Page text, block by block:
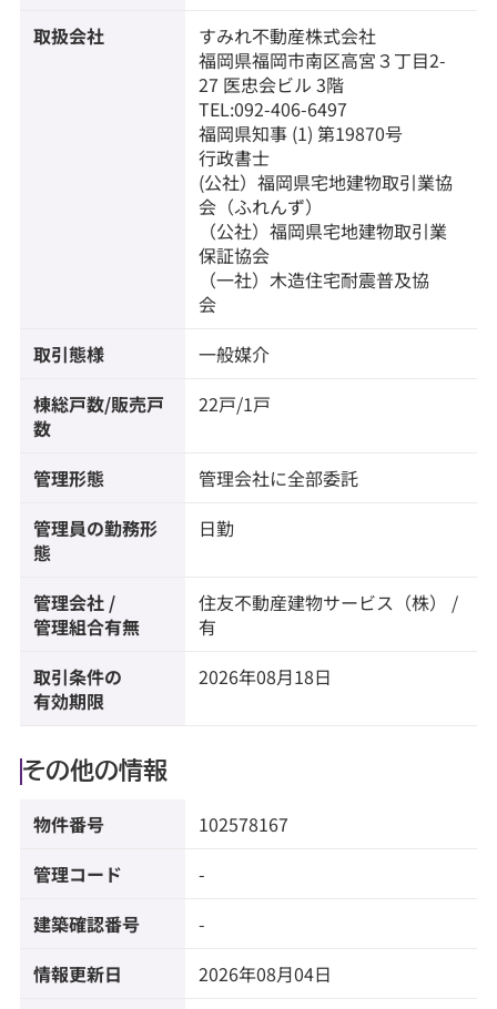
取扱会社
すみれ不動産株式会社
福岡県福岡市南区高宮３丁目2-
27 医忠会ビル 3階
TEL:092-406-6497
福岡県知事 (1) 第19870号
行政書士
(公社）福岡県宅地建物取引業協
会（ふれんず）
（公社）福岡県宅地建物取引業
保証協会
（一社）木造住宅耐震普及協
会
取引態様 一般媒介
棟総戸数/販売戸
数
22戸/1戸
管理形態 管理会社に全部委託
管理員の勤務形
態
日勤
管理会社 /
管理組合有無
住友不動産建物サービス（株） /
有
取引条件の
有効期限
2026年08月18日
その他の情報
物件番号 102578167
管理コード -
建築確認番号 -
情報更新日 2026年08月04日